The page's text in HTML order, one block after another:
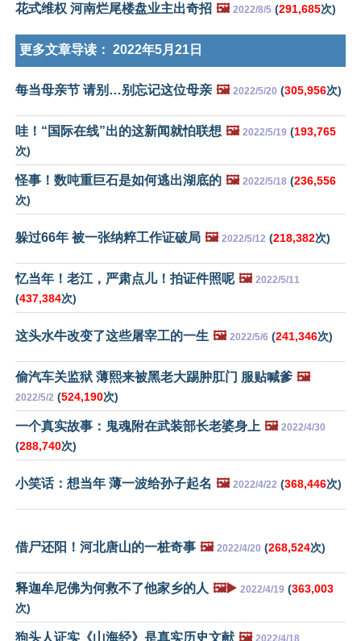
花式维权 河南烂尾楼盘业主出奇招 🖼️ 2022/8/5 (291,685次)
更多文章导读： 2022年5月21日
每当母亲节 请别…别忘记这位母亲 🖼️ 2022/5/20 (305,956次)
哇！“国际在线”出的这新闻就怕联想 🖼️ 2022/5/19 (193,765
次)
怪事！数吨重巨石是如何逃出湖底的 🖼️ 2022/5/18 (236,556
次)
躲过66年 被一张纳粹工作证破局 🖼️ 2022/5/12 (218,382次)
忆当年！老江，严肃点儿！拍证件照呢 🖼️ 2022/5/11
(437,384次)
这头水牛改变了这些屠宰工的一生 🖼️ 2022/5/6 (241,346次)
偷汽车关监狱 薄熙来被黑老大踢肿肛门 服贴喊爹 🖼️
2022/5/2 (524,190次)
一个真实故事：鬼魂附在武装部长老婆身上 🖼️ 2022/4/30
(288,740次)
小笑话：想当年 薄一波给孙子起名 🖼️ 2022/4/22 (368,446次)
借尸还阳！河北唐山的一桩奇事 🖼️ 2022/4/20 (268,524次)
释迦牟尼佛为何救不了他家乡的人 🖼️▶️ 2022/4/19 (363,003
次)
狗头人证实《山海经》是真实历史文献 🖼️ 2022/4/18